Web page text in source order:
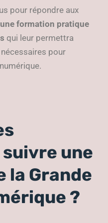
pour répondre aux
formation pratique
qui leur permettra
pour
une
la Grande
?